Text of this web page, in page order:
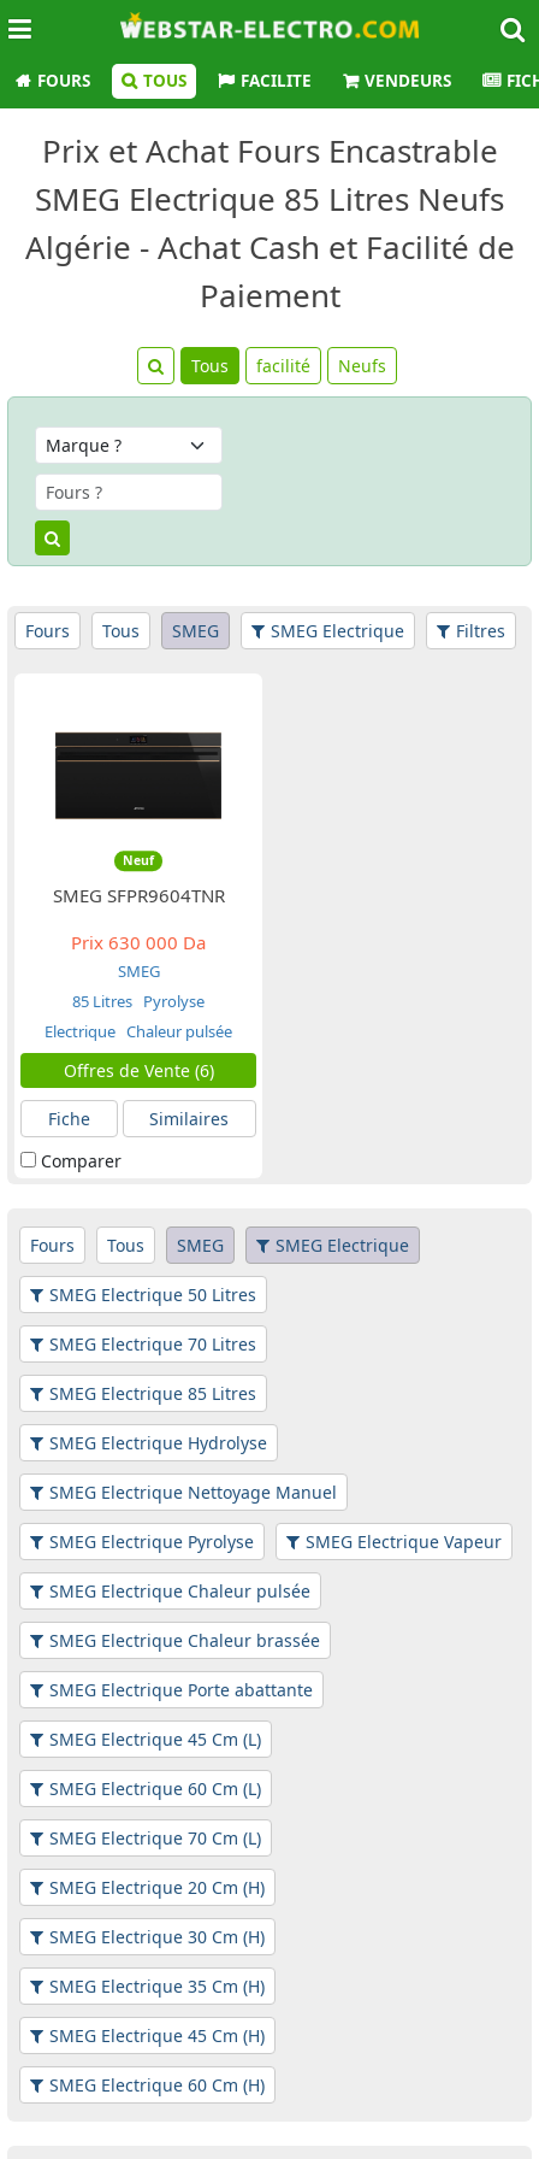
FOURS TOUS FACILITE VENDEURS
Prix et Achat Fours Encastrable
SMEG Electrique 85 Litres Neufs
Algérie - Achat Cash et Facilité de
Paiement
Tous facilité Neufs
Fours Tous SMEG SMEG Electrique Filtres
Neuf
SMEG SFPR9604TNR
Prix 630 000 Da
SMEG
85 Litres Pyrolyse
Electrique Chaleur pulsée
Offres de Vente (6)
Fiche
Similaires
Comparer
Fours Tous SMEG SMEG Electrique
SMEG Electrique 50 Litres
SMEG Electrique 70 Litres
SMEG Electrique 85 Litres
SMEG Electrique Hydrolyse
SMEG Electrique Nettoyage Manuel
SMEG Electrique Pyrolyse SMEG Electrique Vapeur
SMEG Electrique Chaleur pulsée
SMEG Electrique Chaleur brassée
SMEG Electrique Porte abattante
SMEG Electrique 45 Cm (L)
SMEG Electrique 60 Cm (L)
SMEG Electrique 70 Cm (L)
SMEG Electrique 20 Cm (H)
SMEG Electrique 30 Cm (H)
SMEG Electrique 35 Cm (H)
SMEG Electrique 45 Cm (H)
SMEG Electrique 60 Cm (H)